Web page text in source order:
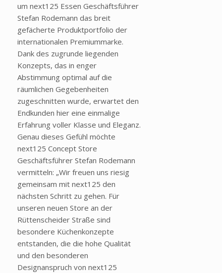
um next125 Essen Geschäftsführer
Stefan Rodemann das breit
gefächerte Produktportfolio der
internationalen Premiummarke.
Dank des zugrunde liegenden
Konzepts, das in enger
Abstimmung optimal auf die
räumlichen Gegebenheiten
zugeschnitten wurde, erwartet den
Endkunden hier eine einmalige
Erfahrung voller Klasse und Eleganz.
Genau dieses Gefühl möchte
next125 Concept Store
Geschäftsführer Stefan Rodemann
vermitteln: „Wir freuen uns riesig
gemeinsam mit next125 den
nächsten Schritt zu gehen. Für
unseren neuen Store an der
Rüttenscheider Straße sind
besondere Küchenkonzepte
entstanden, die die hohe Qualität
und den besonderen
Designanspruch von next125